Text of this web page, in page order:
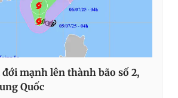
mạnh lên thành bão số 2,
Quốc